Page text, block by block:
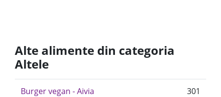
Alte alimente din categoria
Altele
Burger vegan - Aivia
301